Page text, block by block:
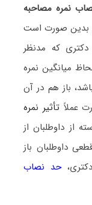
نمره مصاحبه
بدین صورت است
که مدنظر
میانگین نمره
باز هم در آن
عملاً تأثیر نمره
از داوطلبان از
داوطلبان باز
حد نصاب